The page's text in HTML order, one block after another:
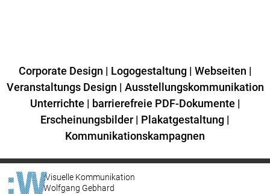
Corporate Design | Logogestaltung| Webseiten |
Veranstaltungs Design | Ausstellungskommunikation
Unterrichte | barrierefreie PDF-Dokumente |
Erscheinungsbilder | Plakatgestaltung |
Kommunikationskampagnen
:Visuelle Kommunikation
Wolfgang Gebhard